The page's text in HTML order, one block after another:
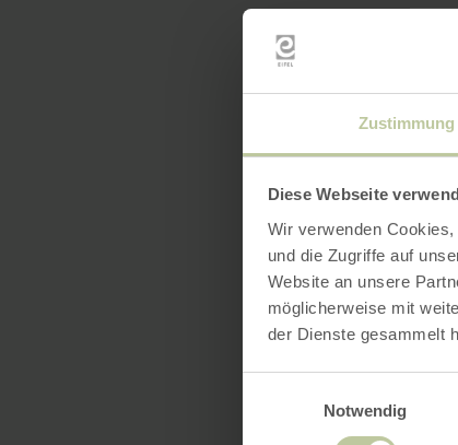
Zustimmung
Diese Webseite
Wir verwenden
und die Zugriffe auf
Website an unsere
möglicherweise mit
der Dienste gesammelt
Notwendig